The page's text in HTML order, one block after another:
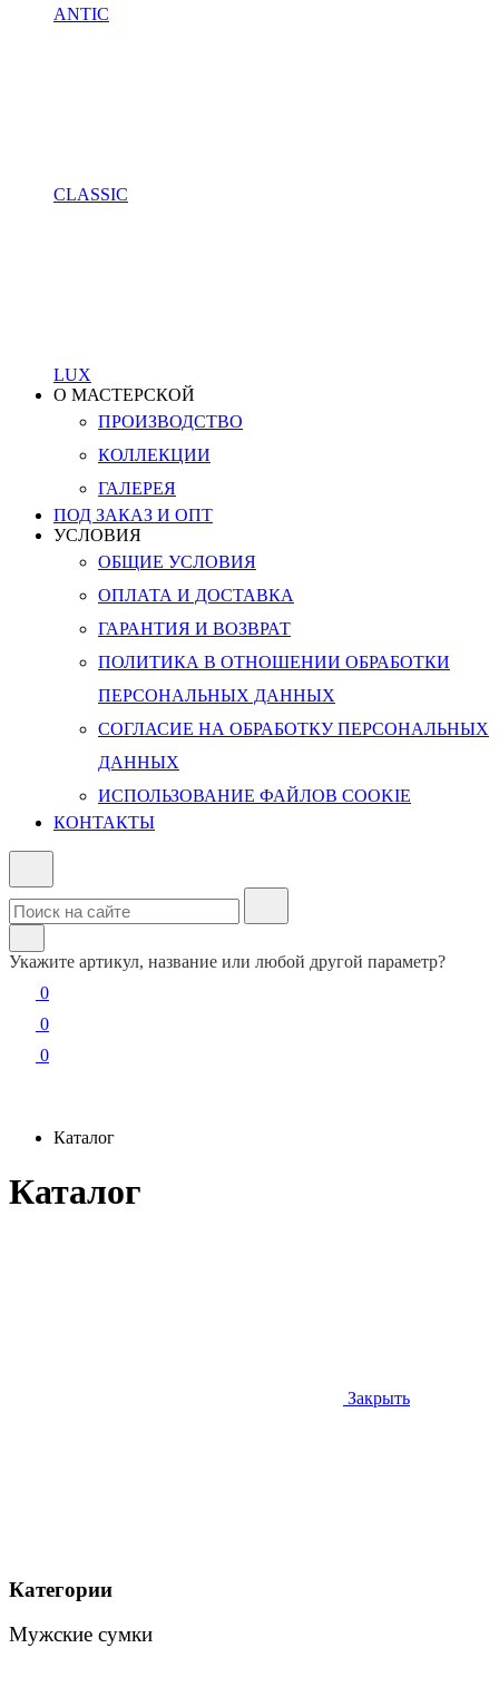
ANTIC
CLASSIC
LUX
О МАСТЕРСКОЙ
ПРОИЗВОДСТВО
КОЛЛЕКЦИИ
ГАЛЕРЕЯ
ПОД ЗАКАЗ И ОПТ
УСЛОВИЯ
ОБЩИЕ УСЛОВИЯ
ОПЛАТА И ДОСТАВКА
ГАРАНТИЯ И ВОЗВРАТ
ПОЛИТИКА В ОТНОШЕНИИ ОБРАБОТКИ
ПЕРСОНАЛЬНЫХ ДАННЫХ
СОГЛАСИЕ НА ОБРАБОТКУ ПЕРСОНАЛЬНЫХ
ДАННЫХ
ИСПОЛЬЗОВАНИЕ ФАЙЛОВ COOKIE
КОНТАКТЫ
Укажите артикул, название или любой другой параметр?
0
0
0
Каталог
Каталог
Закрыть
Категории
Мужские сумки